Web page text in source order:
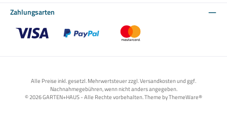
Zahlungsarten
Alle Preise inkl. gesetzl. Mehrwertsteuer zzgl. Versandkosten und ggf.
Nachnahmegebühren, wenn nicht anders angegeben.
© 2026 GARTEN+HAUS - Alle Rechte vorbehalten. Theme byThemeWare®